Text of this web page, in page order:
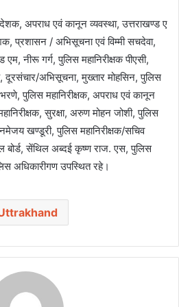
अपराध एवं कानून व्यवस्था, उत्तराखण्ड ए
प्रशासन / अभिसूचना एवं विम्मी सचदेवा,
एम, नीरू गर्ग, पुलिस महानिरीक्षक पीएसी,
दूरसंचार/अभिसूचना, मुख्तार मोहसिन, पुलिस
पुलिस महानिरीक्षक, अपराध एवं कानून
सुरक्षा, अरुण मोहन जोशी, पुलिस
खण्डूरी, पुलिस महानिरीक्षक/सचिव
बोर्ड, सेंथिल अब्दई कृष्ण राज. एस, पुलिस
अधिकारीगण उपस्थित रहे।